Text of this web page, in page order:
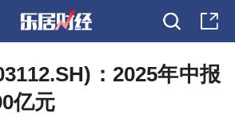
：2025年中报
亿元